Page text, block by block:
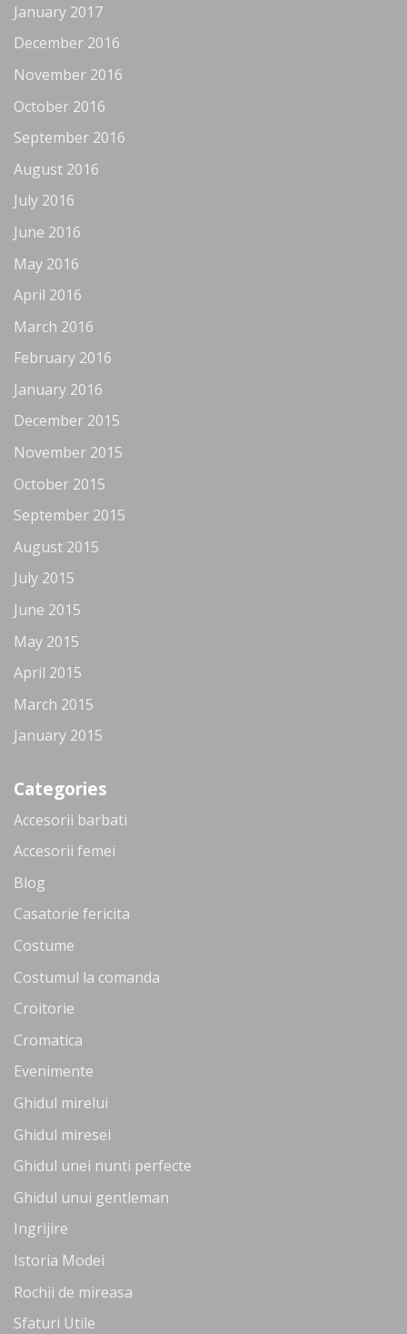
January 2017
December 2016
November 2016
October 2016
September 2016
August 2016
July 2016
June 2016
May 2016
April 2016
March 2016
February 2016
January 2016
December 2015
November 2015
October 2015
September 2015
August 2015
July 2015
June 2015
May 2015
April 2015
March 2015
January 2015
Categories
Accesorii barbati
Accesorii femei
Blog
Casatorie fericita
Costume
Costumul la comanda
Croitorie
Cromatica
Evenimente
Ghidul mirelui
Ghidul miresei
Ghidul unei nunti perfecte
Ghidul unui gentleman
Ingrijire
Istoria Modei
Rochii de mireasa
Sfaturi Utile